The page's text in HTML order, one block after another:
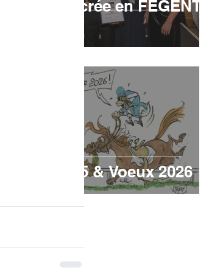
Belgique sacrée en FEGENTRI
🐎 Bilan 2025 & Voeux 2026